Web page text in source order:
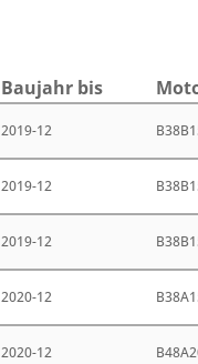
Bau­jahr bis
2019-12
2019-12
2019-12
2020-12
2020-12